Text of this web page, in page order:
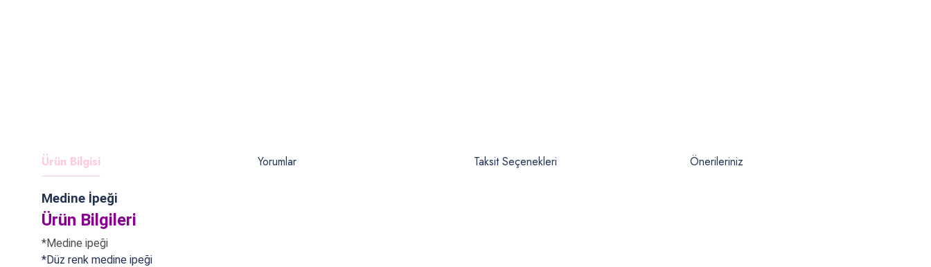
Ürün Bilgisi Yorumlar Taksit Seçenekleri Önerileriniz
Medine İpeği
Ürün Bilgileri
*Medine ipeği
*Düz renk medine ipeği